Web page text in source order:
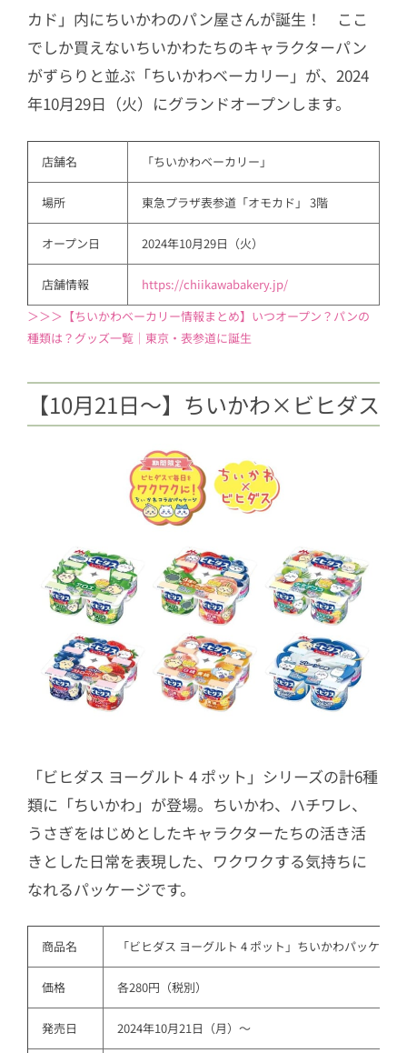
カド」内にちいかわのパン屋さんが誕生！ ここ
でしか買えないちいかわたちのキャラクターパン
がずらりと並ぶ「ちいかわベーカリー」が、2024
年10月29日（火）にグランドオープンします。
店舗名 「ちいかわベーカリー」
場所 東急プラザ表参道「オモカド」 3階
オープン日 2024年10月29日（火）
店舗情報
https://chiikawabakery.jp/
＞＞＞【ちいかわベーカリー情報まとめ】いつオープン？パンの
種類は？グッズ一覧｜東京・表参道に誕生
【10月21日～】ちいかわ×ビヒダス
「ビヒダス ヨーグルト 4 ポット」シリーズの計6種
類に「ちいかわ」が登場。ちいかわ、ハチワレ、
うさぎをはじめとしたキャラクターたちの活き活
きとした日常を表現した、ワクワクする気持ちに
なれるパッケージです。
商品名 「ビヒダス ヨーグルト 4 ポット」ちいかわパッケージ
価格 各280円（税別）
発売日 2024年10月21日（月）～